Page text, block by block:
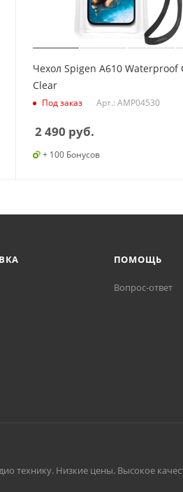
Чехол Spigen A610 Waterproof
Clear
Под заказ Арт.: AMP04530
2 490 руб.
+ 100 Бонусов
ПОМОЩЬ
Вопрос-ответ
Низкие цены. Высокое